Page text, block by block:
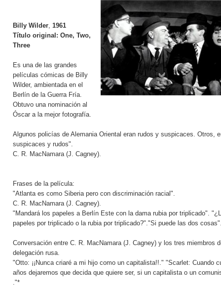
Billy Wilder, 1961
Título original: One, Two,
Three
Es una de las grandes
películas cómicas de Billy
Wilder, ambientada en el
Berlín de la Guerra Fría.
Obtuvo una nominación al
Óscar a la mejor fotografía.
Algunos policías de Alemania Oriental eran rudos y suspicaces. Otros,
suspicaces y rudos".
C. R. MacNamara (J. Cagney).
Frases de la película:
"Atlanta es como Siberia pero con discriminación racial".
C. R. MacNamara (J. Cagney).
"Mandará los papeles a Berlín Este con la dama rubia por triplicado".
papeles por triplicado o la rubia por triplicado?"."Si puede las dos
Conversación entre C. R. MacNamara (J. Cagney) y los tres miembros
delegación rusa.
"Otto: ¡¡Nunca criaré a mi hijo como un capitalista!!." "Scarlet: Cuando
años dejaremos que decida que quiere ser, si un capitalista o un
."*